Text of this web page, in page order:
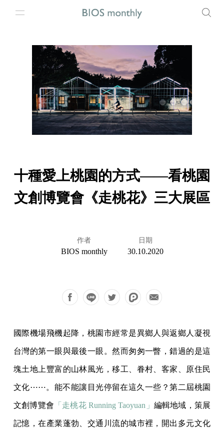
十種愛上桃園的方式——看桃園
文創博覽會《走桃花》三大展區
作者
BIOS monthly
日期
30.10.2020
國際機場飛機起降，桃園市經常是異鄉人與返鄉人凝視
台灣的第一眼與最後一眼。然而匆匆一瞥，錯過的是這
塊土地上豐富的山林風光，移工、眷村、客家、原住民
文化⋯⋯。能不能讓目光停留在這久一些？第二屆桃園
文創博覽會 「走桃花 Running Taoyuan」 編輯地域，策展
記憶，在產業蓬勃、交通川流的城市裡，開出多元文化